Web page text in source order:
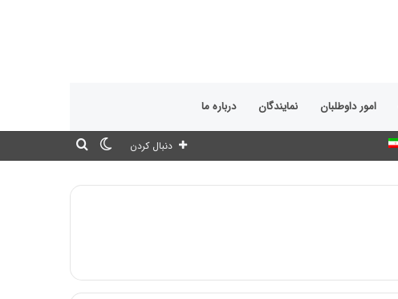
امور داوطلبان نمایندگان درباره ما
تغییر
دنبال کردن